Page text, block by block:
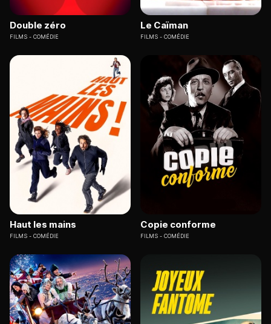
Double zéro
FILMS COMÉDIE
Le Caïman
FILMS COMÉDIE
Haut les mains
FILMS COMÉDIE
Copie conforme
FILMS COMÉDIE